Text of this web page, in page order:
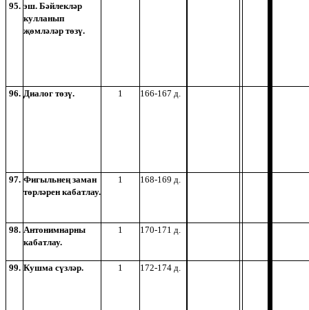
95. эш. Бәйлекләр
кулланып
җөмләләр төзү.
96. Диалог төзү. 1 166-167 д.
97. Фигыльнең заман
төрләрен кабатлау.
1 168-169 д.
98. Антонимнарны
кабатлау.
1 170-171 д.
99. Кушма сүзләр. 1 172-174 д.